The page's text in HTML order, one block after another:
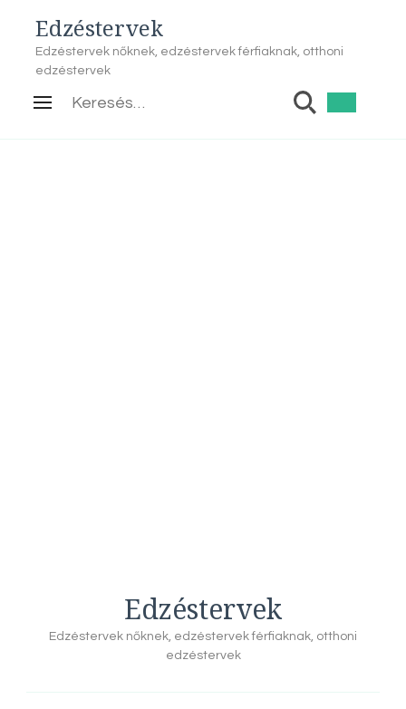
Edzéstervek
Edzéstervek nőknek, edzéstervek férfiaknak, otthoni
edzéstervek
Keresés:
Edzéstervek
Edzéstervek nőknek, edzéstervek férfiaknak, otthoni
edzéstervek